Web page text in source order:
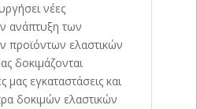
νέες
ανάπτυξη των
προϊόντων ελαστικών
δοκιμάζονται
μας εγκαταστάσεις και
δοκιμών ελαστικών